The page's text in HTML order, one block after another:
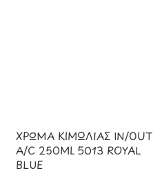
ΧΡΩΜΑ ΚΙΜΩΛΙΑΣ IN/OUT
A/C 250ML 5013 ROYAL
BLUE